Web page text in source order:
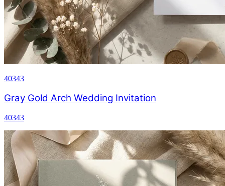
40343
Gray Gold Arch Wedding Invitation
40343